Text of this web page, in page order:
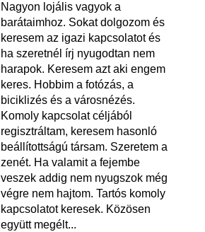
Nagyon lojális vagyok a
barátaimhoz. Sokat dolgozom és
keresem az igazi kapcsolatot és
ha szeretnél írj nyugodtan nem
harapok. Keresem azt aki engem
keres. Hobbim a fotózás, a
biciklizés és a városnézés.
Komoly kapcsolat céljából
regisztráltam, keresem hasonló
beállítottságú társam. Szeretem a
zenét. Ha valamit a fejembe
veszek addig nem nyugszok még
végre nem hajtom. Tartós komoly
kapcsolatot keresek. Közösen
együtt megélt...